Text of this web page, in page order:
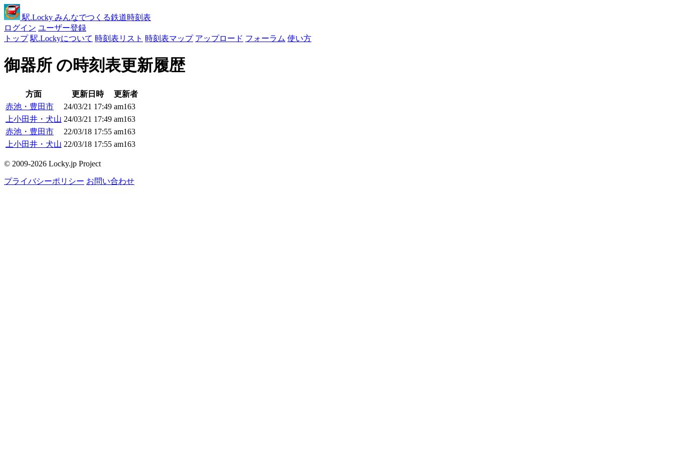
駅.Locky みんなでつくる鉄道時刻表
ログイン ユーザー登録
トップ 駅.Lockyについて 時刻表リスト 時刻表マップ アップロード フォーラム 使い方
御器所 の時刻表更新履歴
方面 更新日時
更新者
赤池・豊田市
24/03/21 17:49 am163
上小田井・犬山 24/03/21 17:49 am163
赤池・豊田市
22/03/18 17:55 am163
上小田井・犬山 22/03/18 17:55 am163
© 2009-2026 Locky.jp Project
プライバシーポリシー お問い合わせ